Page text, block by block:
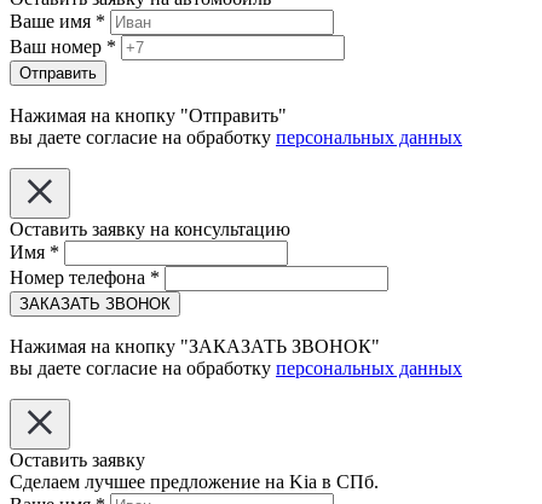
Ваше имя *
Ваш номер *
Отправить
Нажимая на кнопку "Отправить"
вы даете согласие на обработку персональных данных
Оставить заявку на консультацию
Имя *
Номер телефона *
ЗАКАЗАТЬ ЗВОНОК
Нажимая на кнопку "ЗАКАЗАТЬ ЗВОНОК"
вы даете согласие на обработку персональных данных
Оставить заявку
Сделаем лучшее предложение на Kia в СПб.